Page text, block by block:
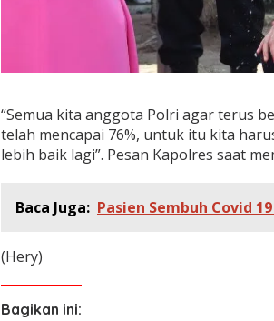
“Semua kita anggota Polri agar terus
telah mencapai 76%, untuk itu kita
lebih baik lagi”. Pesan Kapolres saat
Baca Juga: Pasien Sembuh Covid
(Hery)
Bagikan ini: